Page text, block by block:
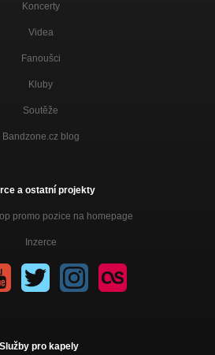
Koncerty
Videa
Fanoušci
Kluby
Soutěže
Bandzone.cz blog
a ostatní projekty
promo pozice na homepage
Inzerce
Služby pro kapely